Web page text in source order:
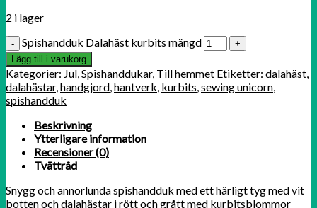
2 i lager
Spishandduk Dalahäst kurbits mängd
Lägg till i varukorg
Kategorier: Jul,Spishanddukar, Till hemmet Etiketter: dalahäst,
dalahästar,handgjord,hantverk, kurbits,sewing unicorn,
spishandduk
Beskrivning
Ytterligare information
Recensioner (0)
Tvättråd
Snygg och annorlunda spishandduk med ett härligt tyg med vit
botten och dalahästar i rött och grått med kurbitsblommor